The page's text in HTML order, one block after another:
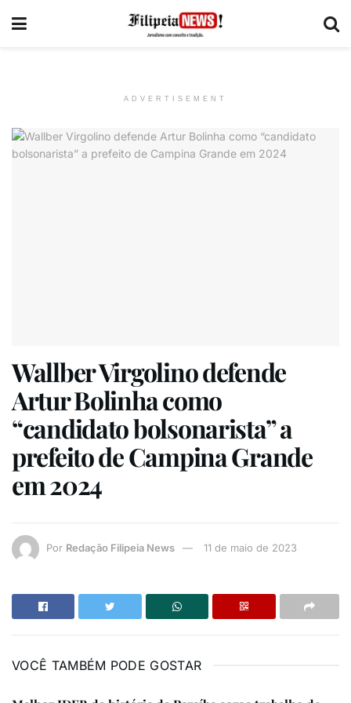
ADVERTISEMENT
Wallber Virgolino defende
Artur Bolinha como
“candidato bolsonarista” a
prefeito de Campina Grande
em 2024
Por Redação Filipeia News 11 de maio de 2023
VOCÊ TAMBÉM PODE GOSTAR